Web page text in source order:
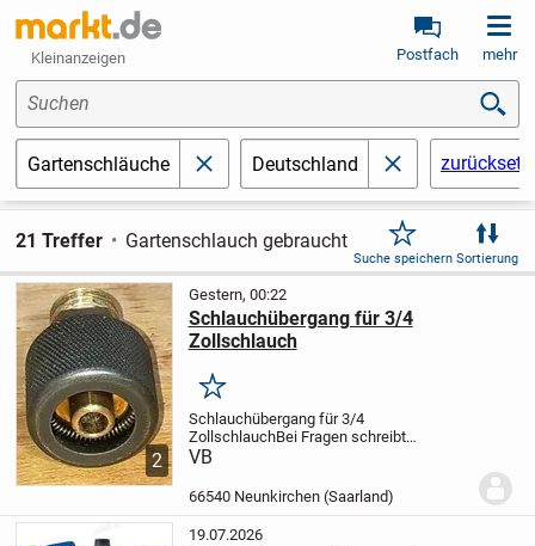
Kleinanzeigen Postfach mehr
Suchen
Gartenschläuche schließenDeutschland schließen
21 Treffer Gartenschlauch gebraucht
Suche speichern Sortierung
2
Gestern, 00:22
Schlauchübergang für 3/4
Zollschlauch
Merken
Schlauchübergang für 3/4
ZollschlauchBei Fragen schreibt
einfach
VB
66540 Neunkirchen (Saarland)
19.07.2026